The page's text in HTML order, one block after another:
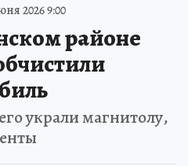
2026 9:00
районе
украли магнитолу,